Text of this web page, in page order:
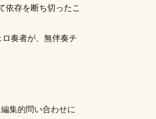
依存を断ち切ったこ
奏者が、無伴奏チ
集的問い合わせに